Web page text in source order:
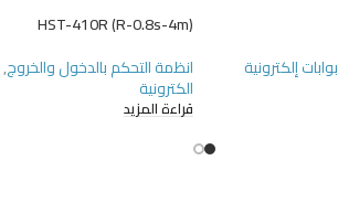
بوابات إلكترونية
HST-410R (R-0.8s-4m)
انظمة التحكم بالدخول والخروج,
الكترونية
قراءة المزيد